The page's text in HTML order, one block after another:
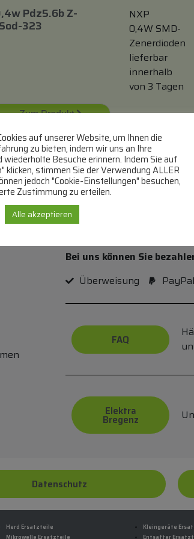
Pdz5.6b Z-
323
NXP
0,4W SMD-
Zenerdioden
lieferbar
innerhalb
von 3 Tagen
Zum Produkt
In den Warenkorb
Bei uns können Sie
Überweisung
PayPal
FAQ
Elektra
Bregenz
Datenschutz
Herd Ersatzteile
Mikrowelle Ersatzteile
Kleingeräte
Entsafter
auf unserer Website, um Ihnen die
zu bieten, indem wir uns an Ihre
Besuche erinnern. Indem Sie auf
klicken, stimmen Sie der Verwendung ALLER
jedoch "Cookie-Einstellungen" besuchen,
Zustimmung zu erteilen.
Alle akzeptieren